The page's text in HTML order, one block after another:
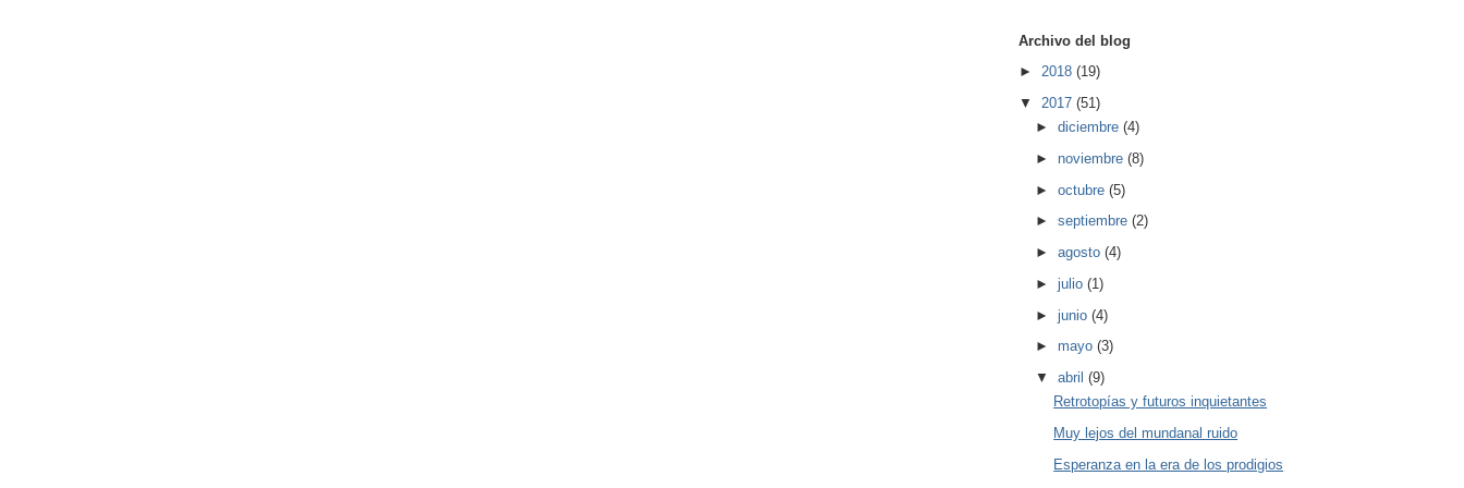
Archivo del blog
► 2018 (19)
▼ 2017 (51)
►diciembre(4)
►noviembre(8)
►octubre(5)
►septiembre(2)
►agosto(4)
►julio(1)
►junio(4)
►mayo(3)
▼abril(9)
Retrotopías y futuros inquietantes
Muy lejos del mundanal ruido
Esperanza en la era de los prodigios